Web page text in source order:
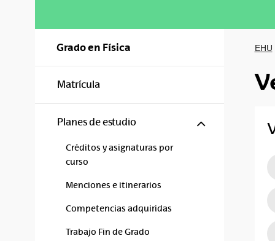
Grado en Física
Matrícula
Planes de estudio Mostrar/
Créditos y asignaturas por
curso
Menciones e itinerarios
Competencias adquiridas
Trabajo Fin de Grado
EHU